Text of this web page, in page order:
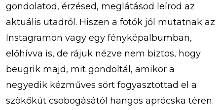
gondolatod, érzésed, meglátásod leírod az
aktuális utadról. Hiszen a fotók jól mutatnak az
Instagramon vagy egy fényképalbumban,
előhívva is, de rájuk nézve nem biztos, hogy
beugrik majd, mit gondoltál, amikor a
negyedik kézműves sört fogyasztottad el a
szökőkút csobogásától hangos aprócska téren.